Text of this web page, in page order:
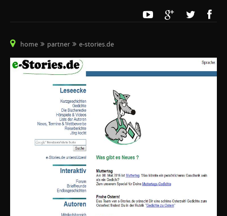
home partner e-stories.de